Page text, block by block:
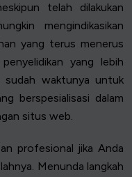
telah dilakukan
mengindikasikan
yang terus menerus
yang lebih
sudah waktunya untuk
berspesialisasi dalam
situs web.
profesional jika Anda
Menunda langkah